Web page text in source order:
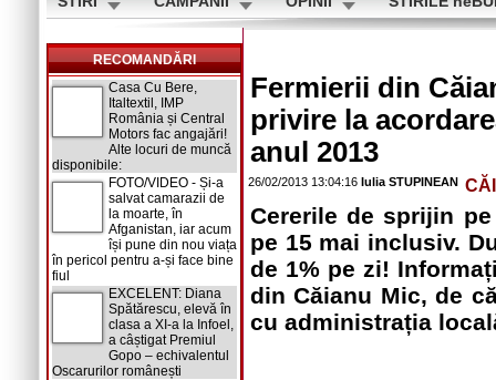
RECOMANDĂRI
Casa Cu Bere,
Italtextil, IMP
România și Central
Motors fac angajări!
Alte locuri de muncă
disponibile:
FOTO/VIDEO - Și-a
salvat camarazii de
la moarte, în
Afganistan, iar acum
își pune din nou viața
în pericol pentru a-și face bine
fiul
EXCELENT: Diana
Spătărescu, elevă în
clasa a XI-a la Infoel,
a câștigat Premiul
Gopo – echivalentul
Oscarurilor românești
Fermierii din
privire la
anul 2013
26/02/2013 13:04:16 Iulia STUPINEAN
Cererile de sprijin
pe 15 mai inclusiv.
de 1% pe zi!
din Căianu Mic, de
cu administrația